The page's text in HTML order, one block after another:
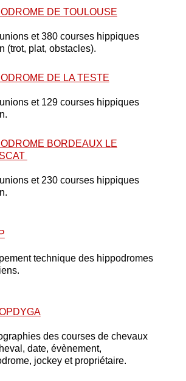
DE TOULOUSE
et 380 courses hippiques
(trot, plat, obstacles).
DE LA TESTE
et 129 courses hippiques
BORDEAUX LE
et 230 courses hippiques
technique des hippodromes
des courses de chevaux
date, évènement,
jockey et propriétaire.